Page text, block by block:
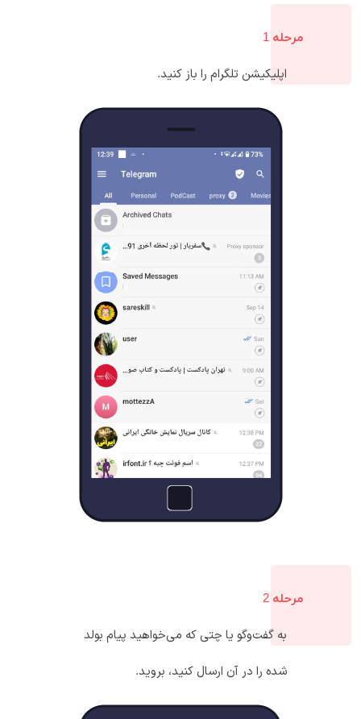
مرحله 1
اپلیکیشن تلگرام را باز کنید.
مرحله 2
به گفت‌وگو یا چتی که می‌خواهید پیام بولد
شده را در آن ارسال کنید، بروید.